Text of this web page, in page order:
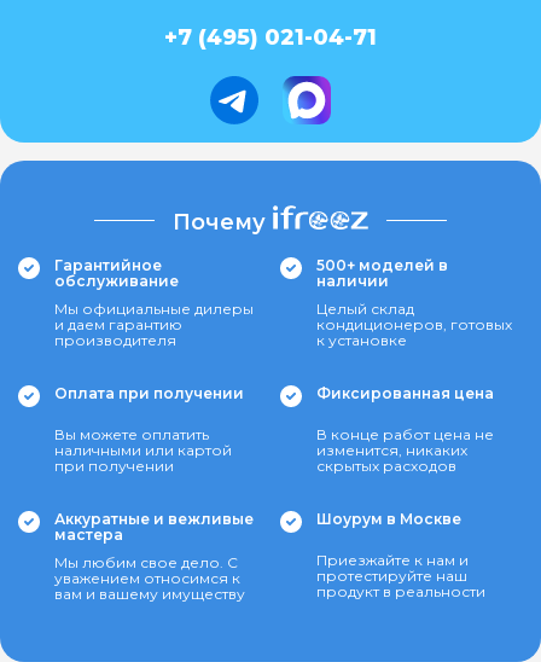
+7 (495) 021-04-71
Почему
Гарантийное
обслуживание
Мы официальные дилеры
и даем гарантию
производителя
500+ моделей в
наличии
Целый склад
кондиционеров, готовых
к установке
Оплата при получении
Вы можете оплатить
наличными или картой
при получении
Фиксированная цена
В конце работ цена не
изменится, никаких
скрытых расходов
Аккуратные и вежливые
мастера
Мы любим свое дело. С
уважением относимся к
вам и вашему имуществу
Шоурум в Москве
Приезжайте к нам и
протестируйте наш
продукт в реальности